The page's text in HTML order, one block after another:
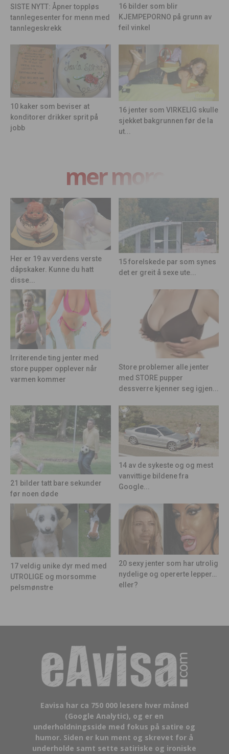
SISTE NYTT: Åpner toppløs
tannlegesenter for menn med
tannlegeskrekk
16 bilder som blir
KJEMPEPORNO på grunn av
feil vinkel
10 kaker som beviser at
konditorer drikker sprit på
jobb
16 jenter som VIRKELIG skulle
sjekket bakgrunnen før de la
ut...
mer moro
Her er 19 av verdens verste
dåpskaker. Kunne du hatt
disse...
15 forelskede par som synes
det er greit å sexe ute...
Irriterende ting jenter med
store pupper opplever når
varmen kommer
Store problemer alle jenter
med STORE pupper
dessverre kjenner seg igjen...
21 bilder tatt bare sekunder
før noen døde
14 av de sykeste og og mest
vanvittige bildene fra
Google...
17 veldig unike dyr med med
UTROLIGE og morsomme
pelsmønstre
20 sexy jenter som har utrolig
nydelige og opererte lepper…
eller?
Eavisa har ca 750 000 lesere hver måned
(Google Analytic), og er en
underholdningsside med fokus på satire og
humor. Siden er kun ment og skrevet for å
underholde samt sette satiriske og ironiske